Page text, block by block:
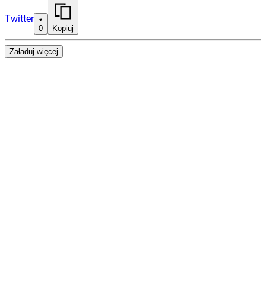
Twitter
0 Kopiuj
Załaduj więcej